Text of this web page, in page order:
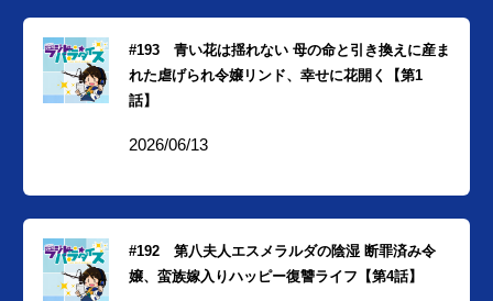
#193 青い花は揺れない 母の命と引き換えに産ま
れた虐げられ令嬢リンド、幸せに花開く【第1
話】
2026/06/13
#192 第八夫人エスメラルダの陰湿 断罪済み令
嬢、蛮族嫁入りハッピー復讐ライフ【第4話】